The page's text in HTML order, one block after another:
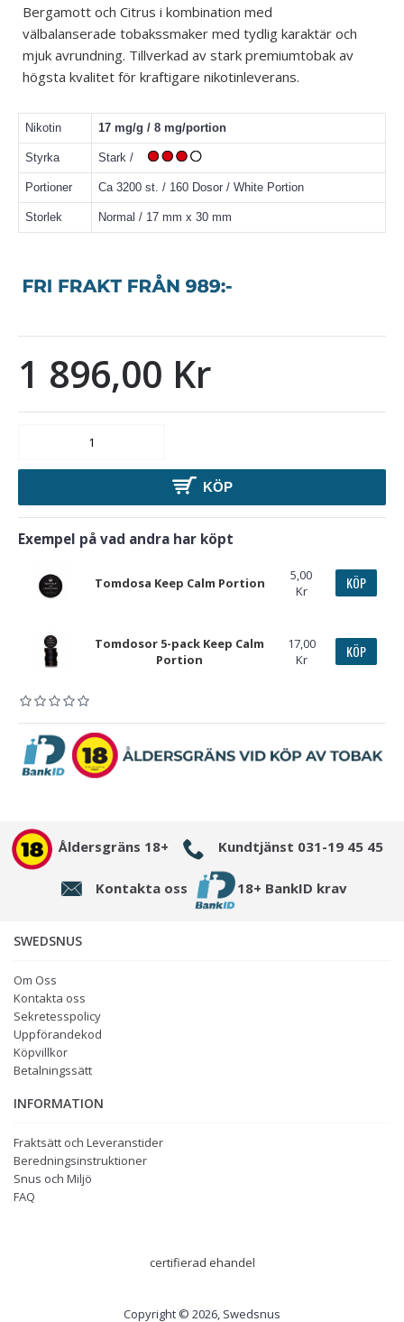
Bergamott och Citrus i kombination med
välbalanserade tobakssmaker med tydlig karaktär och
mjuk avrundning. Tillverkad av stark premiumtobak av
högsta kvalitet för kraftigare nikotinleverans.
Nikotin 17 mg/g / 8 mg/portion
Styrka Stark /
Portioner Ca 3200 st. / 160 Dosor / White Portion
Storlek Normal / 17 mm x 30 mm
1 896,00 Kr
KÖP
Exempel på vad andra har köpt
Tomdosa Keep Calm Portion
5,00
Kr
KÖP
Tomdosor 5-pack Keep Calm
Portion
17,00
Kr
KÖP
Åldersgräns 18+ Kundtjänst 031-19 45 45
Kontakta oss 18+ BankID krav
SWEDSNUS
Om Oss
Kontakta oss
Sekretesspolicy
Uppförandekod
Köpvillkor
Betalningssätt
INFORMATION
Fraktsätt och Leveranstider
Beredningsinstruktioner
Snus och Miljö
FAQ
certifierad ehandel
Copyright © 2026, Swedsnus